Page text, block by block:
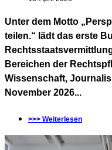
Unter dem Motto
teilen.“ lädt das erste
Bereichen der
Wissenschaft,
November 2026...
>>> Weiterlesen